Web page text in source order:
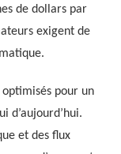
de dollars par
exigent de
pour un
d’aujourd’hui.
et des flux